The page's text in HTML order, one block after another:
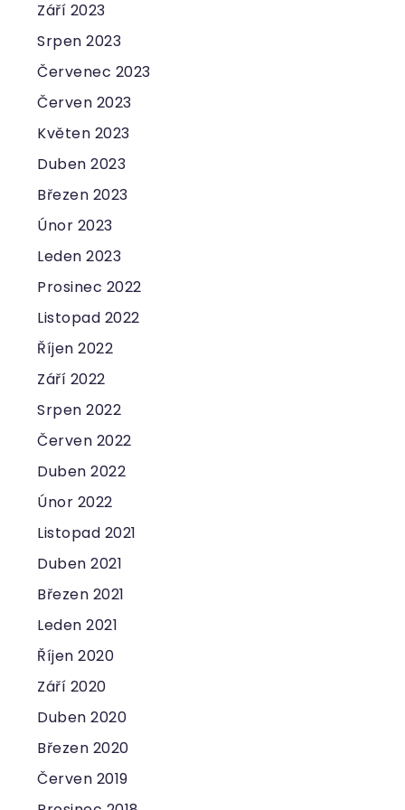
Září 2023
Srpen 2023
Červenec 2023
Červen 2023
Květen 2023
Duben 2023
Březen 2023
Únor 2023
Leden 2023
Prosinec 2022
Listopad 2022
Říjen 2022
Září 2022
Srpen 2022
Červen 2022
Duben 2022
Únor 2022
Listopad 2021
Duben 2021
Březen 2021
Leden 2021
Říjen 2020
Září 2020
Duben 2020
Březen 2020
Červen 2019